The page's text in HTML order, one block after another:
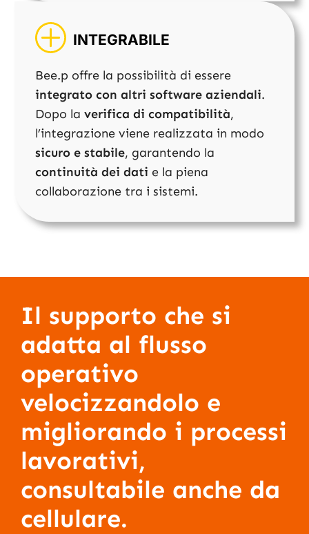
INTEGRABILE
Bee.p offre la possibilità di essere
integrato con altri software aziendali.
Dopo laverifica di compatibilità,
l’integrazione viene realizzata in modo
sicuro e stabile, garantendo la
continuità dei dati e la piena
collaborazione tra i sistemi.
Il supporto che si
adatta al flusso
operativo
velocizzandolo e
migliorando i processi
lavorativi,
consultabile anche da
cellulare.